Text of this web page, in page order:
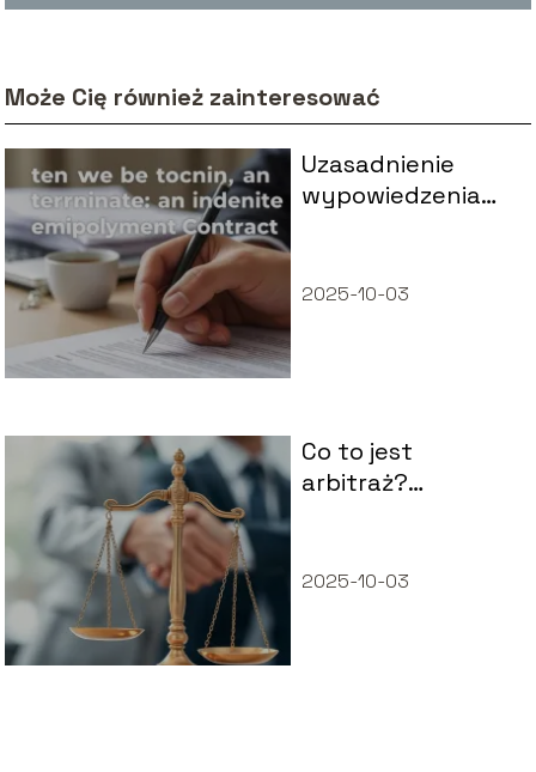
Może Cię również zainteresować
Uzasadnienie
wypowiedzenia
– przykłady i
2025-10-03
Co to jest
arbitraż?
zasady
2025-10-03